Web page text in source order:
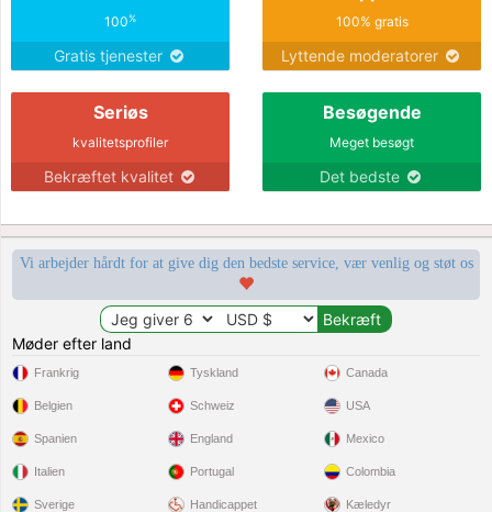
100%
Gratis tjenester
100% gratis
Lyttende moderatorer
Seriøs
kvalitetsprofiler
Bekræftet kvalitet
Besøgende
Meget besøgt
Det bedste
Vi arbejder hårdt for at give dig den bedste service, vær venlig og støt os
Møder efter land
Frankrig
Belgien
Spanien
Italien
Sverige
Tyskland
Schweiz
England
Portugal
Handicappet
Canada
USA
Mexico
Colombia
Kæledyr